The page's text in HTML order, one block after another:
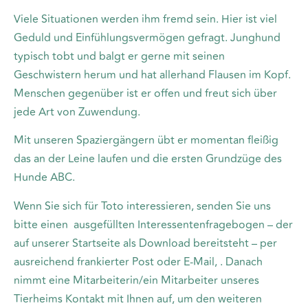
Viele Situationen werden ihm fremd sein. Hier ist viel
Geduld und Einfühlungsvermögen gefragt. Junghund
typisch tobt und balgt er gerne mit seinen
Geschwistern herum und hat allerhand Flausen im Kopf.
Menschen gegenüber ist er offen und freut sich über
jede Art von Zuwendung.
Mit unseren Spaziergängern übt er momentan fleißig
das an der Leine laufen und die ersten Grundzüge des
Hunde ABC.
Wenn Sie sich für Toto interessieren, senden Sie uns
bitte einen ausgefüllten Interessentenfragebogen – der
auf unserer Startseite als Download bereitsteht – per
ausreichend frankierter Post oder E-Mail, . Danach
nimmt eine Mitarbeiterin/ein Mitarbeiter unseres
Tierheims Kontakt mit Ihnen auf, um den weiteren